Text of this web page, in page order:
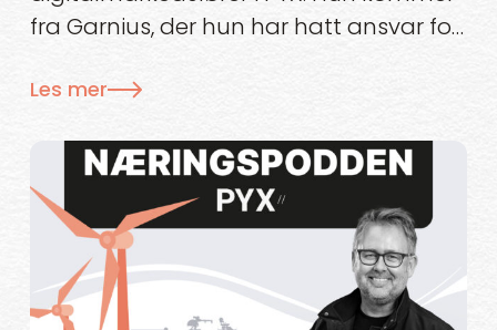
fra Garnius, der hun har hatt ansvar for
Les mer